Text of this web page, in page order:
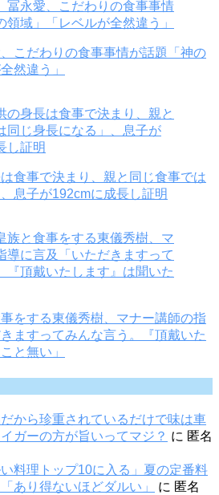
、こだわりの食事事情が話題「神の
然違う」
食事で決まり、親と同じ食事では
息子が192cmに成長し証明
事をする東儀秀樹、マナー講師の指
ますってみんな言う。『頂戴いた
と無い」
から珍重されているだけで味は車
ガーの方が旨いってマジ？ に 匿名
料理トップ10に入る」夏の定番料
あり得ないほどダルい」
に 匿名